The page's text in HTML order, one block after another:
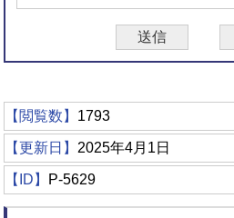
【閲覧数】 1793
【更新日】 2025年4月1日
【ID】 P-5629